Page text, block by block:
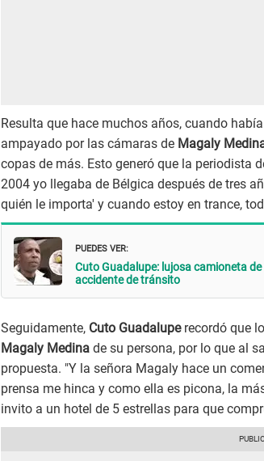
Resulta que hace muchos años, cuando
ampayado por las cámaras de Magaly
copas de más. Esto generó que la periodista
2004 yo llegaba de Bélgica después de tres
quién le importa' y cuando estoy en trance,
PUEDES VER:
Cuto Guadalupe: lujosa camioneta
accidente de tránsito
Seguidamente, Cuto Guadaluperecordó que
Magaly Medina de su persona, por lo que al
propuesta. "Y la señora Magaly hace un
prensa me hinca y como ella es picona, la
invito a un hotel de 5 estrellas para que